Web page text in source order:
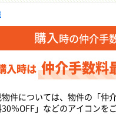
購入時の仲介手
入時は 仲介手数料
件については、物件の「仲
％OFF」などのアイコンを